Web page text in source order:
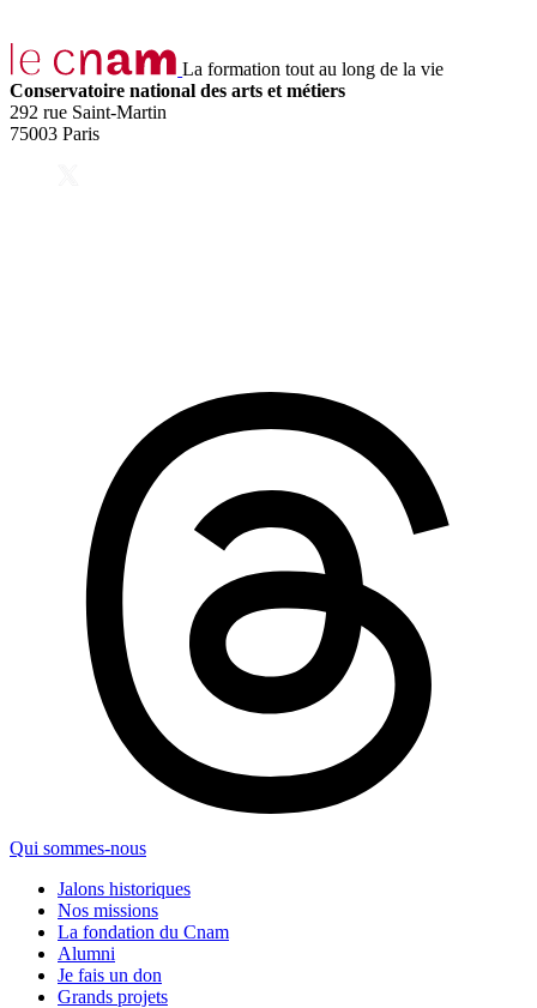
La formation tout au long de la vie
Conservatoire national des arts et métiers
292 rue Saint-Martin
75003 Paris
Qui sommes-nous
Jalons historiques
Nos missions
La fondation du Cnam
Alumni
Je fais un don
Grands projets